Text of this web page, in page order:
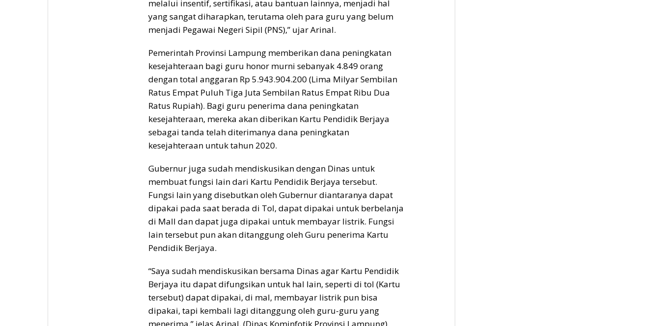
melalui insentif, sertifikasi, atau bantuan lainnya, menjadi hal
yang sangat diharapkan, terutama oleh para guru yang belum
menjadi Pegawai Negeri Sipil (PNS),” ujar Arinal.
Pemerintah Provinsi Lampung memberikan dana peningkatan
kesejahteraan bagi guru honor murni sebanyak 4.849 orang
dengan total anggaran Rp 5.943.904.200 (Lima Milyar Sembilan
Ratus Empat Puluh Tiga Juta Sembilan Ratus Empat Ribu Dua
Ratus Rupiah). Bagi guru penerima dana peningkatan
kesejahteraan, mereka akan diberikan Kartu Pendidik Berjaya
sebagai tanda telah diterimanya dana peningkatan
kesejahteraan untuk tahun 2020.
Gubernur juga sudah mendiskusikan dengan Dinas untuk
membuat fungsi lain dari Kartu Pendidik Berjaya tersebut.
Fungsi lain yang disebutkan oleh Gubernur diantaranya dapat
dipakai pada saat berada di Tol, dapat dipakai untuk berbelanja
di Mall dan dapat juga dipakai untuk membayar listrik. Fungsi
lain tersebut pun akan ditanggung oleh Guru penerima Kartu
Pendidik Berjaya.
“Saya sudah mendiskusikan bersama Dinas agar Kartu Pendidik
Berjaya itu dapat difungsikan untuk hal lain, seperti di tol (Kartu
tersebut) dapat dipakai, di mal, membayar listrik pun bisa
dipakai, tapi kembali lagi ditanggung oleh guru-guru yang
menerima,” jelas Arinal. (Dinas Kominfotik Provinsi Lampung)